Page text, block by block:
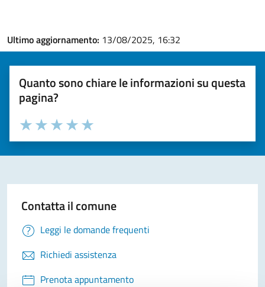
Ultimo aggiornamento: 13/08/2025, 16:32
Quanto sono chiare le informazioni su questa
pagina?
Valuta la chiarezza delle informazioni (da 1 a 5 stelle)
Seleziona il numero di stelle per valutare la chiarezza delle
Valuta 5 stelle su 5
Valuta 4 stelle su 5
Valuta 3 stelle su 5
Valuta 2 stelle su 5
Valuta 1 stelle su 5
Contatta il comune
Leggi le domande frequenti
Richiedi assistenza
Prenota appuntamento